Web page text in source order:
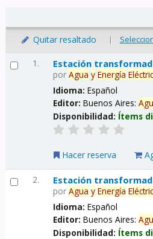
Quitar resaltado |
1. Estación
porAgua y Energía
Idioma:Español
Editor:Buenos Aires:
Disponibilidad: Ítems
Hacer reserva
2. Estación
porAgua y Energía
Idioma:Español
Editor:Buenos Aires:
Disponibilidad: Ítems